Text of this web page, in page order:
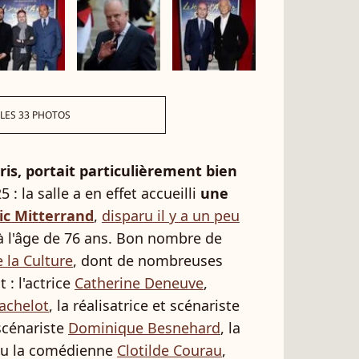
33 PHOTOS
portait particulièrement bien
: la salle a en effet accueilli une
Mitterrand, disparu il y a un peu
l'âge de 76 ans. Bon nombre de
la Culture, dont de nombreuses
: l'actrice Catherine Deneuve,
, la réalisatrice et scénariste
Dominique Besnehard, la
la comédienne Clotilde Courau,